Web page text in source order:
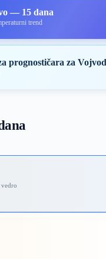
— 15 dana
trend
prognostičara za
vedro